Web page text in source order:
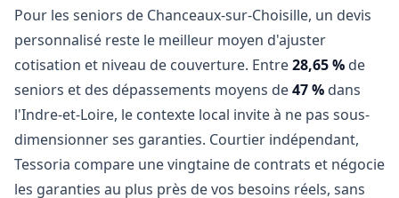
Pour les seniors de Chanceaux-sur-Choisille, un devis
personnalisé reste le meilleur moyen d'ajuster
cotisation et niveau de couverture. Entre28,65 % de
seniors et des dépassements moyens de47 % dans
l'Indre-et-Loire, le contexte local invite à ne pas sous-
dimensionner ses garanties. Courtier indépendant,
Tessoria compare une vingtaine de contrats et négocie
les garanties au plus près de vos besoins réels, sans